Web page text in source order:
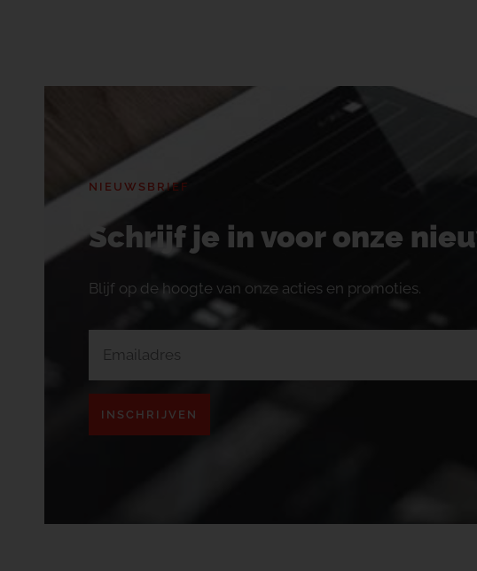
NIEUWSBRIEF
Schrijf je in voor onze
Blijf op de hoogte van onze acties en promoties.
INSCHRIJVEN